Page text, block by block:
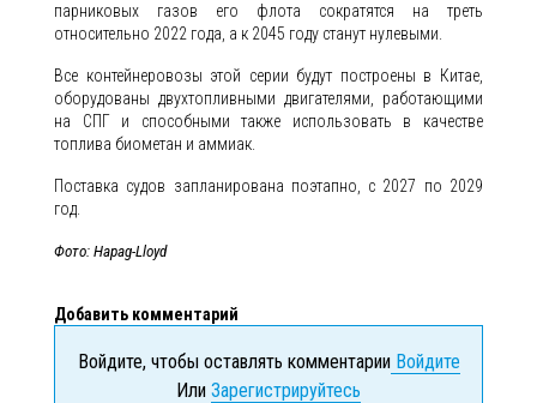
парниковых газов его флота сократятся на треть
относительно 2022 года, а к 2045 году станут нулевыми.
Все контейнеровозы этой серии будут построены в Китае,
оборудованы двухтопливными двигателями, работающими
на СПГ и способными также использовать в качестве
топлива биометан и аммиак.
Поставка судов запланирована поэтапно, с 2027 по 2029
год.
Фото: Hapag-Lloyd
Добавить комментарий
Войдите, чтобы оставлять комментарииВойдите
Или Зарегистрируйтесь